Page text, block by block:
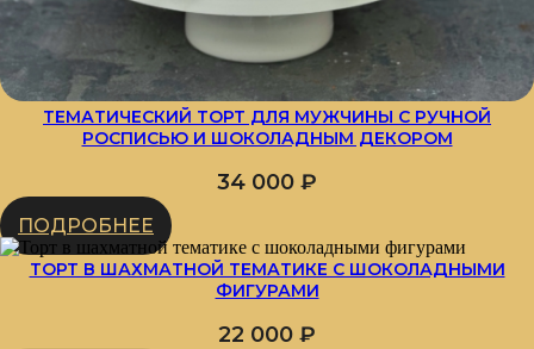
ТЕМАТИЧЕСКИЙ ТОРТ ДЛЯ МУЖЧИНЫ С РУЧНОЙ
РОСПИСЬЮ И ШОКОЛАДНЫМ ДЕКОРОМ
34 000 ₽
ПОДРОБНЕЕ
ТОРТ В ШАХМАТНОЙ ТЕМАТИКЕ С ШОКОЛАДНЫМИ
ФИГУРАМИ
22 000 ₽